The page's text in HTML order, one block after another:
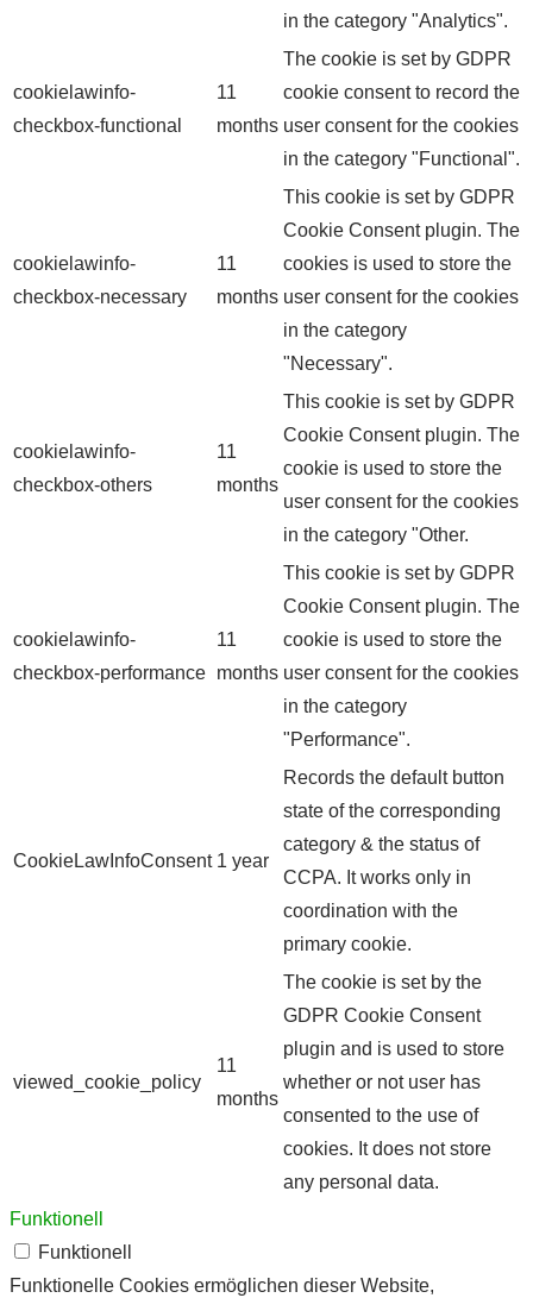
in the category "Analytics".
cookielawinfo-
checkbox-functional
11
months
The cookie is set by GDPR
cookie consent to record the
user consent for the cookies
in the category "Functional".
cookielawinfo-
checkbox-necessary
11
months
This cookie is set by GDPR
Cookie Consent plugin. The
cookies is used to store the
user consent for the cookies
in the category
"Necessary".
cookielawinfo-
checkbox-others
11
months
This cookie is set by GDPR
Cookie Consent plugin. The
cookie is used to store the
user consent for the cookies
in the category "Other.
cookielawinfo-
checkbox-performance
11
months
This cookie is set by GDPR
Cookie Consent plugin. The
cookie is used to store the
user consent for the cookies
in the category
"Performance".
CookieLawInfoConsent 1 year
Records the default button
state of the corresponding
category & the status of
CCPA. It works only in
coordination with the
primary cookie.
viewed_cookie_policy
11
months
The cookie is set by the
GDPR Cookie Consent
plugin and is used to store
whether or not user has
consented to the use of
cookies. It does not store
any personal data.
Funktionell
Funktionell
Funktionelle Cookies ermöglichen dieser Website,